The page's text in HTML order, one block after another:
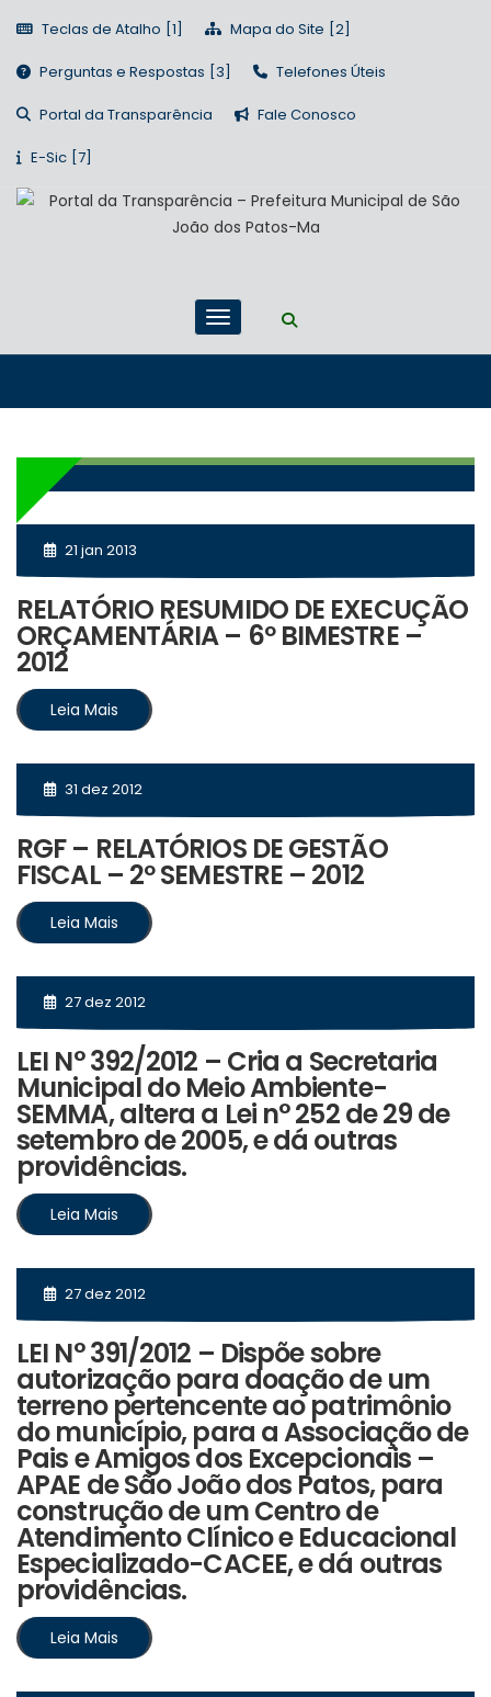
Teclas de Atalho Mapa do Site
Perguntas e Respostas Telefones Úteis
Portal da Transparência Fale Conosco
E-Sic
21 jan 2013
RELATÓRIO RESUMIDO DE EXECUÇÃO
ORÇAMENTÁRIA – 6º BIMESTRE –
2012
Leia Mais
31 dez 2012
RGF – RELATÓRIOS DE GESTÃO
FISCAL – 2º SEMESTRE – 2012
Leia Mais
27 dez 2012
LEI N° 392/2012 – Cria a Secretaria
Municipal do Meio Ambiente-
SEMMA, altera a Lei n° 252 de 29 de
setembro de 2005, e dá outras
providências.
Leia Mais
27 dez 2012
LEI N° 391/2012 – Dispõe sobre
autorização para doação de um
terreno pertencente ao patrimônio
do município, para a Associação de
Pais e Amigos dos Excepcionais –
APAE de São João dos Patos, para
construção de um Centro de
Atendimento Clínico e Educacional
Especializado-CACEE, e dá outras
providências.
Leia Mais